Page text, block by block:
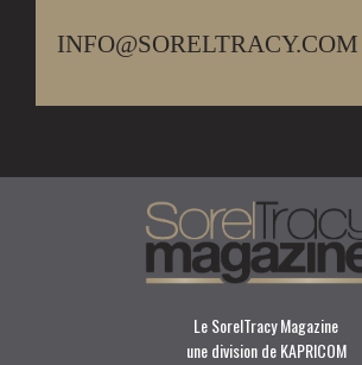
INFO@SORELTRACY.COM
Le SorelTracy Magazine
une division de KAPRICOM